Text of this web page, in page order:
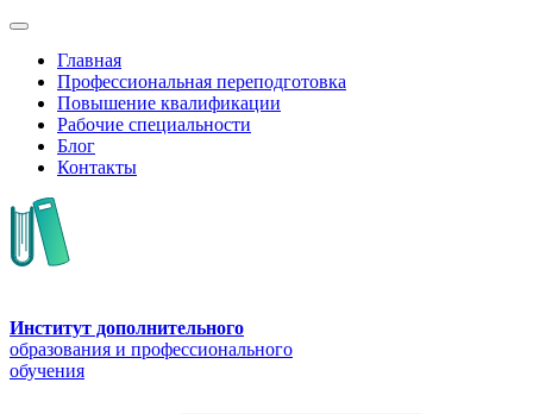
Главная
Профессиональная переподготовка
Повышение квалификации
Рабочие специальности
Блог
Контакты
Институт дополнительного
образования и профессионального
обучения